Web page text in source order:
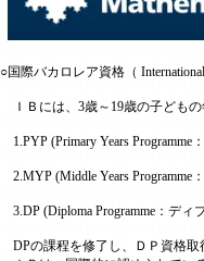
○国際バカロレア資格（
ＩＢには、3歳～19歳の子どもの
1.PYP (Primary Years
2.MYP (Middle Years Programme
3.DP (Diploma Programme：ディ
DPの課程を修了し、ＤＰ資格取